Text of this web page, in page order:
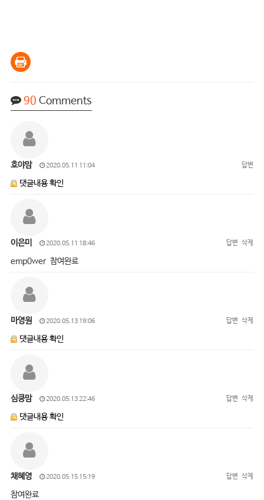
90 Comments
호야맘 2020.05.11 11:04 답변
댓글내용 확인
이은미 2020.05.11 18:46 답변 삭제
emp0wer 참여완료
마영원 2020.05.13 19:06 답변 삭제
댓글내용 확인
심쿵맘 2020.05.13 22:46 답변 삭제
댓글내용 확인
채혜영 2020.05.15 15:19 답변 삭제
참여완료